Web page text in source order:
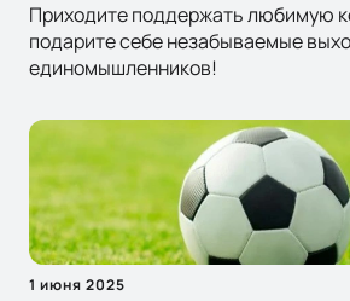
Приходите поддержать любимую
подарите себе незабываемые
единомышленников!
1 июня 2025